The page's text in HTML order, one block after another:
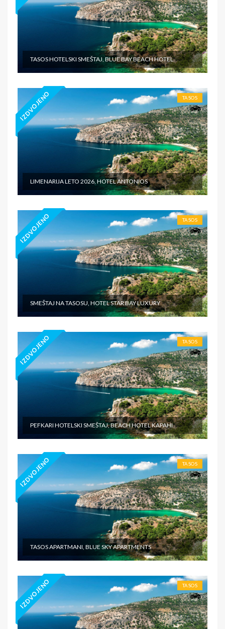
TASOS HOTELSKI SMEŠTAJ, BLUE BAY BEACH HOTEL
IZDVOJENO TASOS
LIMENARIJA LETO 2026, HOTEL ANTONIOS
IZDVOJENO TASOS
SMEŠTAJ NA TASOSU, HOTEL STAR BAY LUXURY
IZDVOJENO TASOS
PEFKARI HOTELSKI SMEŠTAJ, BEACH HOTEL KAPAHI
IZDVOJENO TASOS
TASOS APARTMANI, BLUE SKY APARTMENTS
IZDVOJENO TASOS